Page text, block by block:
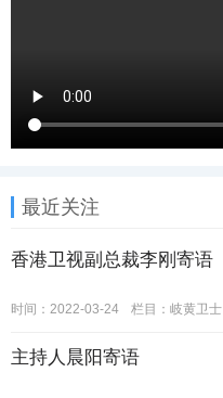
最近关注
香港卫视副总裁李刚寄语
时间：2022-03-24 栏目： 岐黄卫士
主持人晨阳寄语